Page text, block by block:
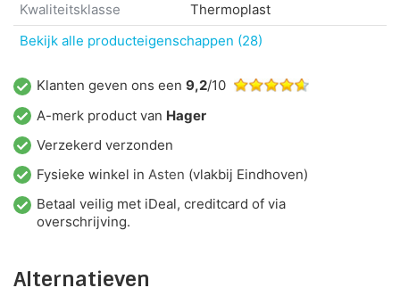
Kwaliteitsklasse
Thermoplast
Bekijk alle producteigenschappen (28)
Klanten geven ons een 9,2/10
A-merk product van Hager
Verzekerd verzonden
Fysieke winkel in Asten (vlakbij Eindhoven)
Betaal veilig met iDeal, creditcard of via
overschrijving.
Alternatieven